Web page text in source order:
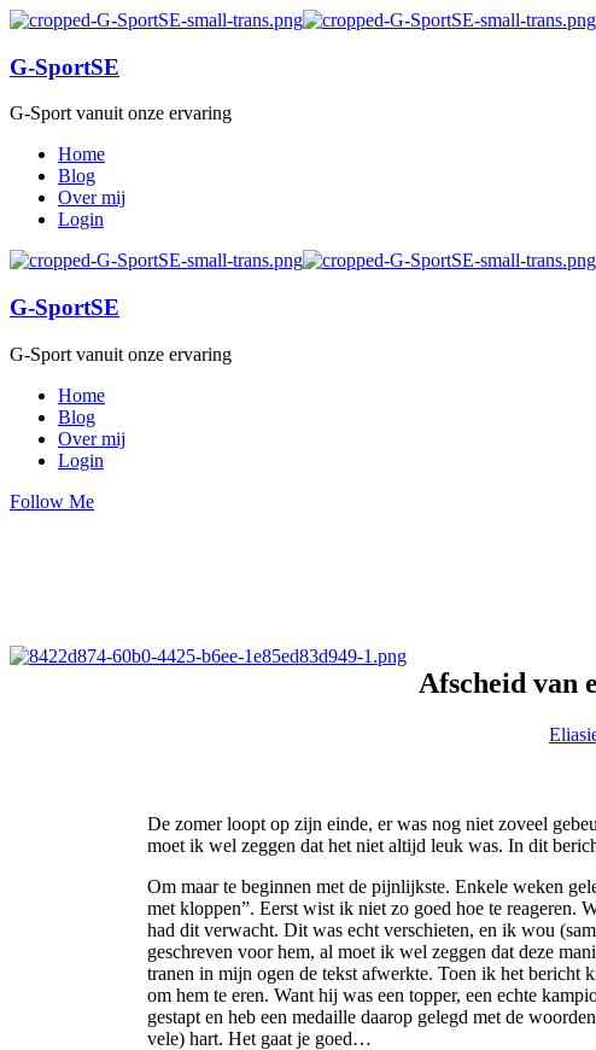
G-SportSE
G-Sport vanuit onze ervaring
Home
Blog
Over mij
Login
G-SportSE
G-Sport vanuit onze ervaring
Home
Blog
Over mij
Login
Follow Me
Afscheid van
Elias
De zomer loopt op zijn einde, er was nog niet zoveel
moet ik wel zeggen dat het niet altijd leuk was. In dit
Om maar te beginnen met de pijnlijkste. Enkele weken
met kloppen”. Eerst wist ik niet zo goed hoe te reageren.
had dit verwacht. Dit was echt verschieten, en ik wou
geschreven voor hem, al moet ik wel zeggen dat deze
tranen in mijn ogen de tekst afwerkte. Toen ik het bericht
om hem te eren. Want hij was een topper, een echte
gestapt en heb een medaille daarop gelegd met de
vele) hart. Het gaat je goed…